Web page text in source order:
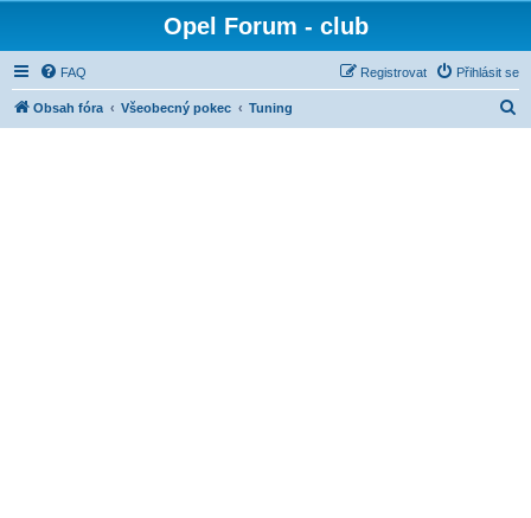
Opel Forum - club
FAQ Přihlásit se
Registrovat
Obsah fóra Všeobecný pokec Tuning